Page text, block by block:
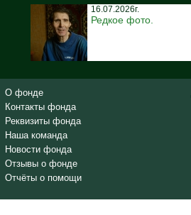
16.07.2026г.
Редкое фото.
О фонде
Контакты фонда
Реквизиты фонда
Наша команда
Новости фонда
Отзывы о фонде
Отчёты о помощи